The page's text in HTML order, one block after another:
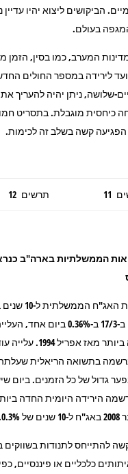
הביקושים ליצוא יהיו עדיין
בעולם.
המערב, כמו בסין, הזמן
לירידה במספר החולים
שלושה, ניתן יהיה להעריך
כיחסית מוגבלת. בתסריט
קשה בשלב זה לכימות.
11 תרשים 12
הממשלתיות בארה"ב
תשואת האג"ח
עלתה ב-17/3 ב-0.36% ביום
החדה ביותר מאז אפריל
גדול של כל הזמנים. ביום
הירידה היומית החדה
להתייחס לתנודות בשווקים
כלכליים או פיננסיים,